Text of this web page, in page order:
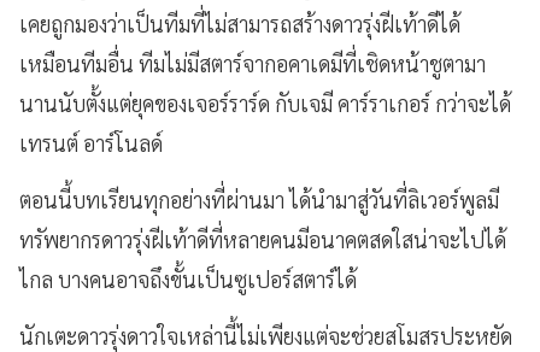
เคยถูกมองว่าเป็นทีมที่ไม่สามารถสร้างดาวรุ่งฝีเท้าดีได้
เหมือนทีมอื่น ทีมไม่มีสตาร์จากอคาเดมีที่เชิดหน้าชูตามา
นานนับตั้งแต่ยุคของเจอร์ราร์ด กับเจมี คาร์ราเกอร์ กว่าจะได้
เทรนต์ อาร์โนลด์
ตอนนี้บทเรียนทุกอย่างที่ผ่านมา ได้นำมาสู่วันที่ลิเวอร์พูลมี
ทรัพยากรดาวรุ่งฝีเท้าดีที่หลายคนมีอนาคตสดใสน่าจะไปได้
ไกล บางคนอาจถึงขั้นเป็นซูเปอร์สตาร์ได้
นักเตะดาวรุ่งดาวใจเหล่านี้ไม่เพียงแต่จะช่วยสโมสรประหยัด